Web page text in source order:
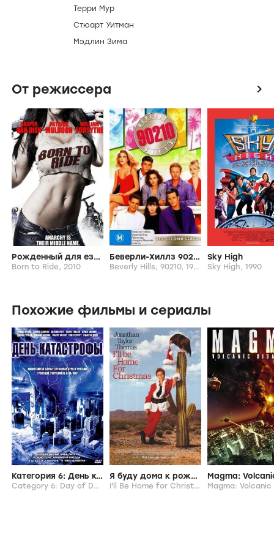
Терри Мур
Стюарт Уитман
Мэдлин Зима
От режиссера icon
Рожденный для езды
Born to Ride, 2010
Беверли-Хиллз 90210
Beverly Hills, 90210, 1990-2000
Sky High
Sky High, 1990
Похожие фильмы и сериалы
Категория 6: День катастрофы
Category 6: Day of Destruction, 2004
Я буду дома к рождеству
I'll Be Home for Christmas, 1998